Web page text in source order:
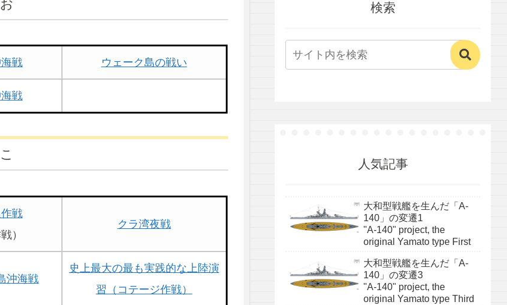
戦 ウェーク島の戦い
戦
戦
）
クラ湾夜戦
沖海戦
史上最大の最も実践的な上陸演
習（コテージ作戦）
検索
人気記事
大和型戦艦を生んだ「A-
140」の変遷1
"A-140" project, the
original Yamato type First
大和型戦艦を生んだ「A-
140」の変遷3
"A-140" project, the
original Yamato type Third